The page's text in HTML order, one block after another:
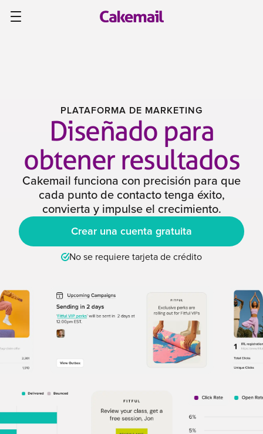
PLATAFORMA DE MARKETING
Diseñado para
obtener resultados
Cakemail funciona con precisión para que
cada punto de contacto tenga éxito,
convierta y impulse el crecimiento.
Crear una cuenta gratuita
No se requiere tarjeta de crédito